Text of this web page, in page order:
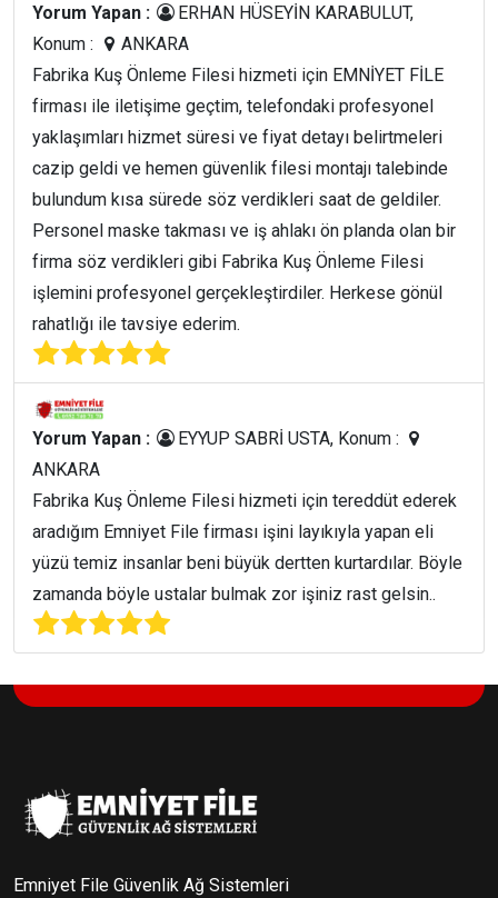
Yorum Yapan :
ERHAN HÜSEYİN KARABULUT,
Konum :
ANKARA
Fabrika Kuş Önleme Filesi hizmeti için EMNİYET FİLE
firması ile iletişime geçtim, telefondaki profesyonel
yaklaşımları hizmet süresi ve fiyat detayı belirtmeleri
cazip geldi ve hemen güvenlik filesi montajı talebinde
bulundum kısa sürede söz verdikleri saat de geldiler.
Personel maske takması ve iş ahlakı ön planda olan bir
firma söz verdikleri gibi Fabrika Kuş Önleme Filesi
işlemini profesyonel gerçekleştirdiler. Herkese gönül
rahatlığı ile tavsiye ederim.
Yorum Yapan :
EYYUP SABRİ USTA, Konum :
ANKARA
Fabrika Kuş Önleme Filesi hizmeti için tereddüt ederek
aradığım Emniyet File firması işini layıkıyla yapan eli
yüzü temiz insanlar beni büyük dertten kurtardılar. Böyle
zamanda böyle ustalar bulmak zor işiniz rast gelsin..
Emniyet File Güvenlik Ağ Sistemleri